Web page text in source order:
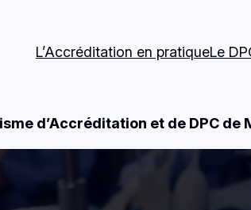
L’Accréditation en pratiqueLe
d’Accréditation et de DPC